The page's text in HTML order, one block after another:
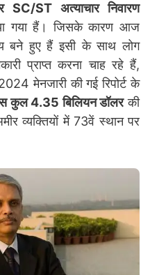
ST अत्याचार निवारण
गया हैं। जिसके कारण आज
बने हुए हैं इसी के साथ लोग
प्राप्त करना चाह रहे हैं,
मेनजारी की गई रिपोर्ट के
कुल 4.35 बिलियन डॉलरकी
व्यक्तियों में 73वें स्थान पर